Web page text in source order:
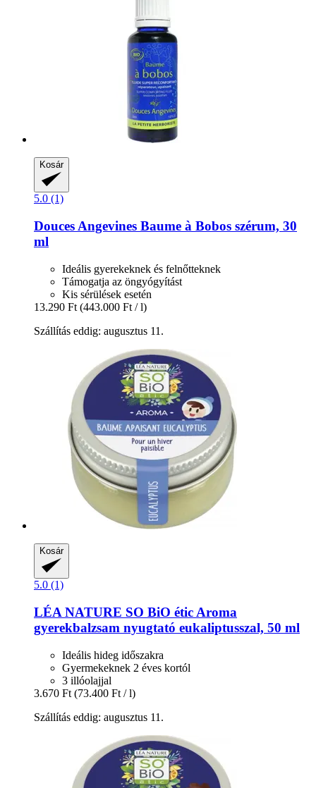
Kosár
5.0 (1)
Douces Angevines Baume à Bobos szérum, 30
ml
Ideális gyerekeknek és felnőtteknek
Támogatja az öngyógyítást
Kis sérülések esetén
13.290 Ft (443.000 Ft / l)
Szállítás eddig: augusztus 11.
Kosár
5.0 (1)
LÉA NATURE SO BiO étic Aroma
gyerekbalzsam nyugtató eukaliptusszal, 50 ml
Ideális hideg időszakra
Gyermekeknek 2 éves kortól
3 illóolajjal
3.670 Ft (73.400 Ft / l)
Szállítás eddig: augusztus 11.